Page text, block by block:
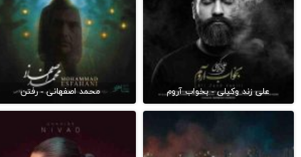
علی زند وکیلی - بخواب آروم محمد اصفهانی - رفتن